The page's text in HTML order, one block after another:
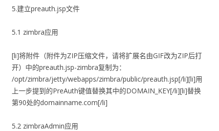
5.建立preauth.jsp文件
5.1 zimbra应用
[li]将附件（附件为ZIP压缩文件，请将扩展名由GIF改为ZIP后打
开）中的preauth.jsp-zimbra复制为：
/opt/zimbra/jetty/webapps/zimbra/public/preauth.jsp[/li][li]用
上一步提到的PreAuth键值替换其中的DOMAIN_KEY[/li][li]替换
第90处的domainname.com[/li]
5.2 zimbraAdmin应用